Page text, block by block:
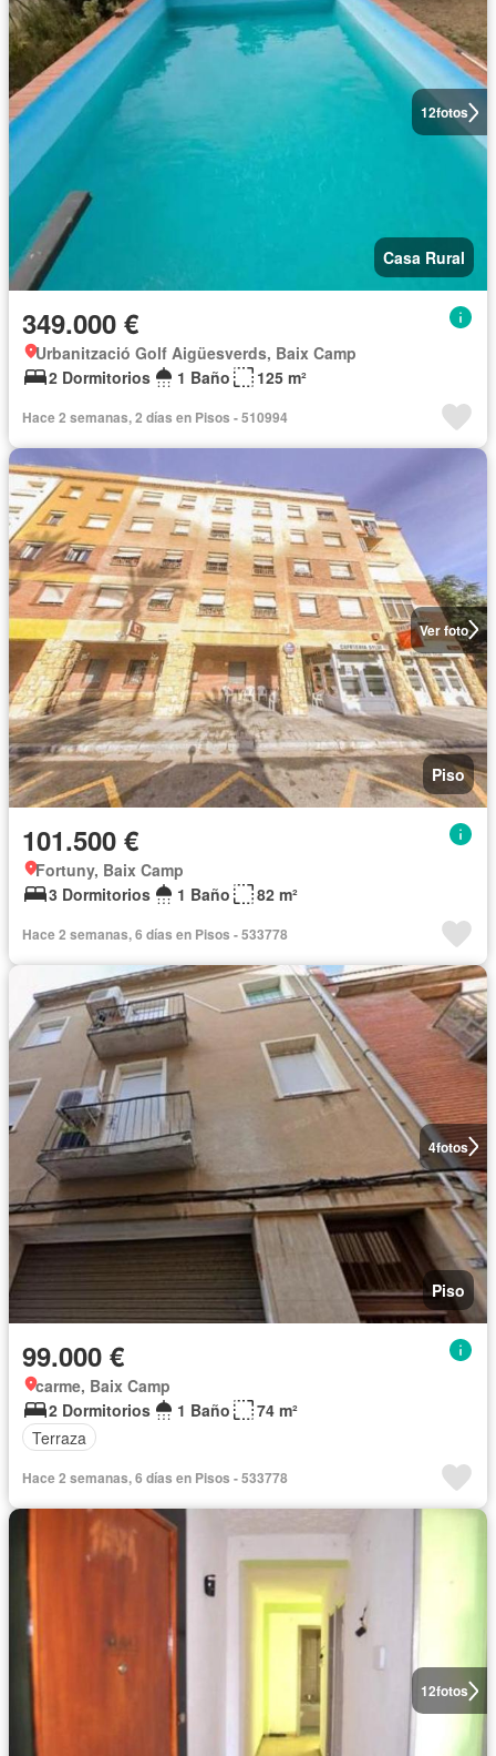
12fotos
Casa Rural
349.000 €
Urbanització Golf Aigüesverds, Baix Camp
2 Dormitorios
1 Baño 125 m²
Hace 2 semanas, 2 días en Pisos - 510994
Ver foto
Piso
101.500 €
Fortuny, Baix Camp
3 Dormitorios
1 Baño 82 m²
Hace 2 semanas, 6 días en Pisos - 533778
4fotos
Piso
99.000 €
carme, Baix Camp
2 Dormitorios
1 Baño
74 m²
Terraza
Hace 2 semanas, 6 días en Pisos - 533778
12fotos